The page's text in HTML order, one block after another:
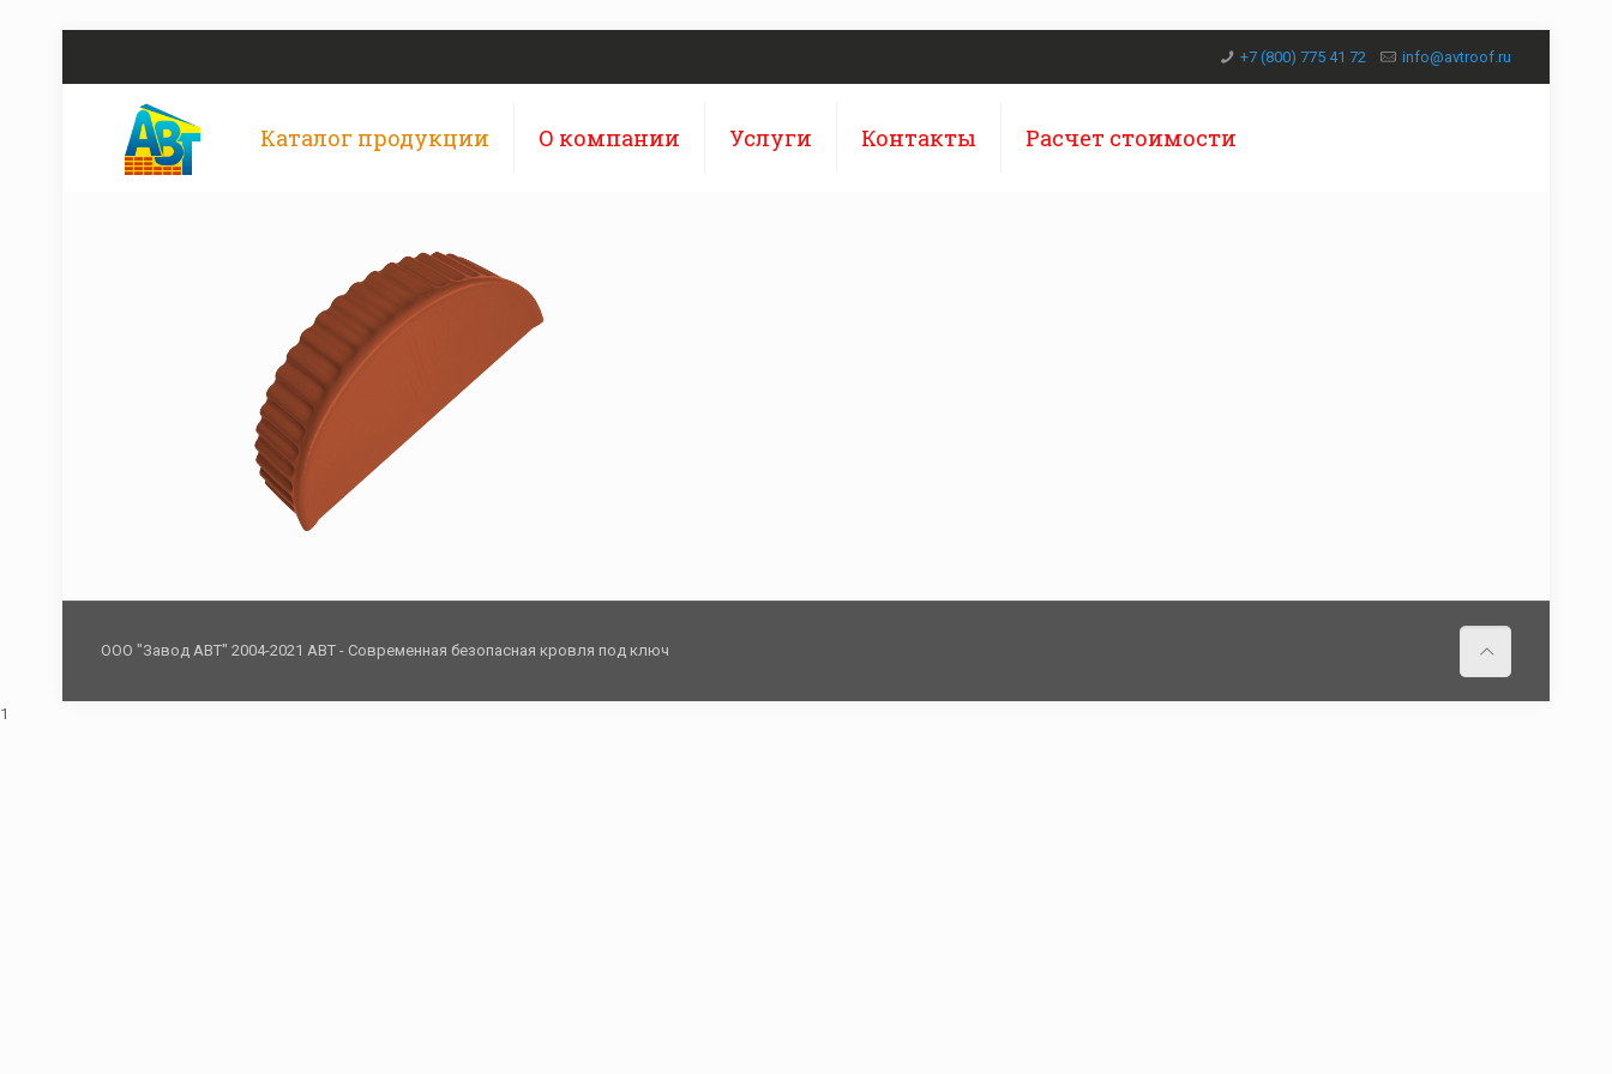
+7 (800) 775 41 72 info@avtroof.ru
Каталог продукции О компании Услуги Контакты Расчет стоимости
ООО "Завод АВТ" 2004-2021 АВТ - Современная безопасная кровля под ключ
1